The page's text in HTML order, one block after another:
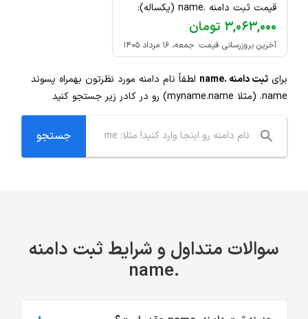
قیمت ثبت دامنه .name (یکساله):
۳,۰۶۳,۰۰۰ تومان
آخرین بروزرسانی قیمت: جمعه، ۱۶ مرداد ۱۴۰۵
برای ثبت دامنه .name
لطفاً نام دامنه مورد نظرتون بهمراه پسوند
.name (مثلا myname.name) رو در کادر زیر جستجو کنید
سوالات متداول و شرایط ثبت دامنه
.name